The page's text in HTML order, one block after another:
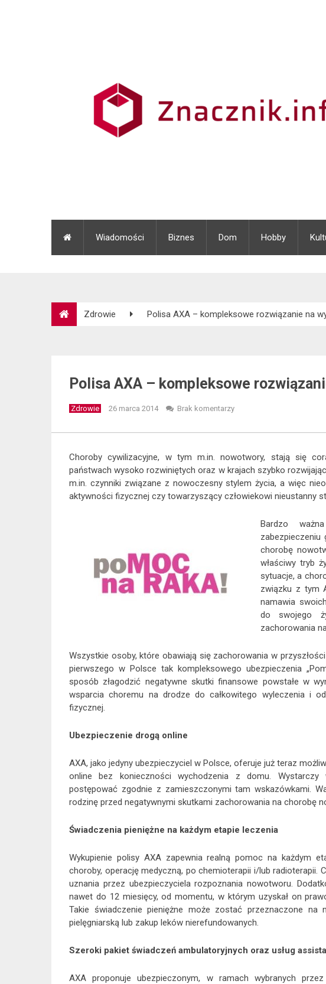
Wiadomości Biznes Dom Hobby
Zdrowie Polisa AXA – kompleksowe rozwiązanie na
Polisa AXA – kompleksowe
Zdrowie 26 marca 2014 Brak komentarzy
Choroby cywilizacyjne, w tym m.in. nowotwory, stają się
państwach wysoko rozwiniętych oraz w krajach szybko
m.in. czynniki związane z nowoczesny stylem życia, a więc
aktywności fizycznej czy towarzyszący człowiekowi nieustanny
Bardzo
chorobę
właściwy tryb
sytuacje, a
związku z tym
namawia
do swojego
zachorowania
Wszystkie osoby, które obawiają się zachorowania w
pierwszego w Polsce tak kompleksowego ubezpieczenia
sposób złagodzić negatywne skutki finansowe powstałe w
wsparcia choremu na drodze do całkowitego wyleczenia i
fizycznej.
Ubezpieczenie drogą online
AXA, jako jedyny ubezpieczyciel w Polsce, oferuje już teraz
online bez konieczności wychodzenia z domu. Wystarczy
postępować zgodnie z zamieszczonymi tam wskazówkami.
rodzinę przed negatywnymi skutkami zachorowania na chorobę
Świadczenia pieniężne na każdym etapie leczenia
Wykupienie polisy AXA zapewnia realną pomoc na każdym
choroby, operację medyczną, po chemioterapii i/lub radioterapii.
uznania przez ubezpieczyciela rozpoznania nowotworu.
nawet do 12 miesięcy, od momentu, w którym uzyskał on
Takie świadczenie pieniężne może zostać przeznaczone na
pielęgniarską lub zakup leków nierefundowanych.
Szeroki pakiet świadczeń ambulatoryjnych oraz usług
AXA proponuje ubezpieczonym, w ramach wybranych